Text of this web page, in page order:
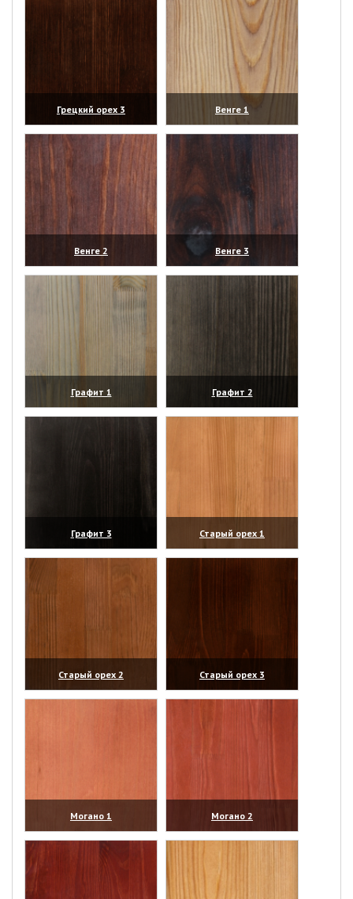
Грецкий орех 3
(увеличить)
Венге 1
(увеличить)
Венге 2
(увеличить)
Венге 3
(увеличить)
Графит 1
(увеличить)
Графит 2
(увеличить)
Графит 3
(увеличить)
Старый орех 1
(увеличить)
Старый орех 2
(увеличить)
Старый орех 3
(увеличить)
Могано 1
(увеличить)
Могано 2
(увеличить)